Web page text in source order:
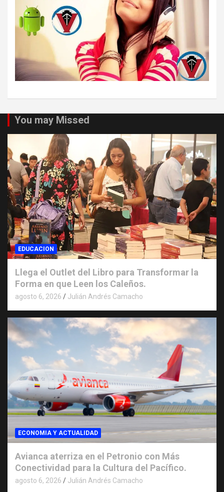
You may Missed
EDUCACION
Llega el Outlet del Libro para Transformar la
Forma en que Leen los Caleños.
agosto 6, 2026 Julián Andrés Camacho
ECONOMIA Y ACTUALIDAD
Avianca aterriza en el Petronio con Más
Conectividad para la Cultura del Pacífico.
agosto 6, 2026 Julián Andrés Camacho